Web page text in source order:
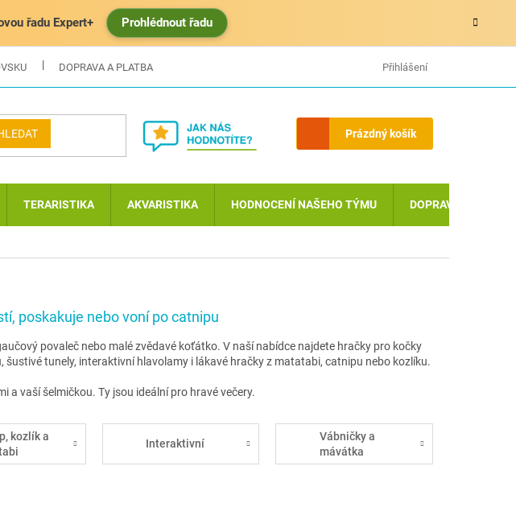
řadu Expert+ Prohlédnout řadu
DOPRAVA A PLATBA MOJE OBJEDNÁVKA
Přihlášení
Nákupní
košík
Prázdný košík
TERARISTIKA AKVARISTIKA HODNOCENÍ NAŠEHO TÝMU DOPRAVA A PLATBA
poskakuje nebo voní po catnipu
povaleč nebo malé zvědavé koťátko. V naší nabídce najdete hračky pro kočky
šustivé tunely, interaktivní hlavolamy i lákavé hračky z matatabi, catnipu nebo kozlíku.
a vaší šelmičkou. Ty jsou ideální pro hravé večery.
kozlík a
Interaktivní
Vábničky a
mávátka